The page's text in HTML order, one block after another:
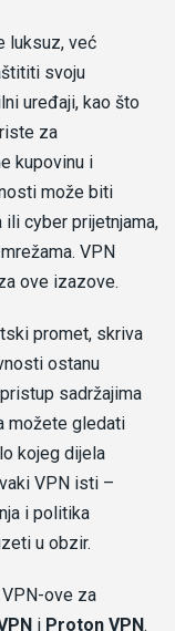
luksuz, već
svoju
uređaji, kao što
za
kupovinu i
može biti
ili cyber prijetnjama,
VPN
ove izazove.
promet, skriva
ostanu
sadržajima
možete gledati
kojeg dijela
VPN isti –
i politika
u obzir.
ove za
i Proton VPN.